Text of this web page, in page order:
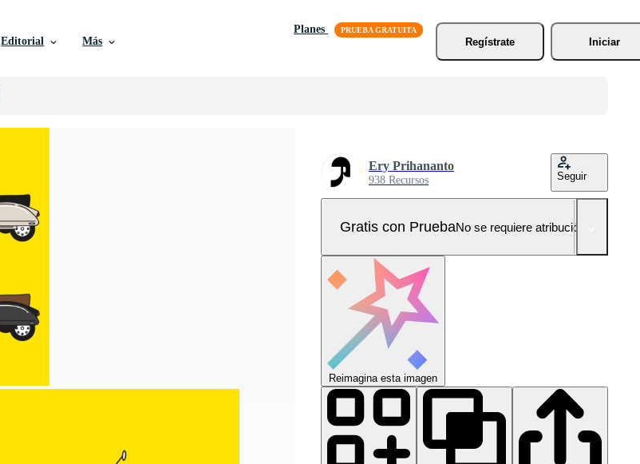
Editorial Más
Planes
Regístrate
Iniciar
Ery Prihananto
938 Recursos Seguir
Gratis con PruebaNo se requiere atribución!
Reimagina esta imagen